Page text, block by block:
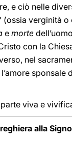
e ciò nelle
verginità
e morte
con la
nel
viva e
alla